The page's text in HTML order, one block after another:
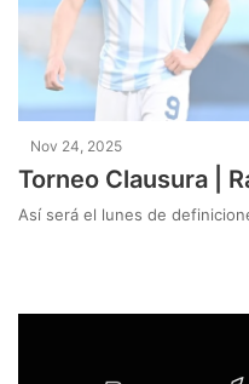
Nov 24, 2025
Torneo Clausura |
Así será el lunes de